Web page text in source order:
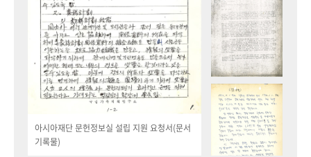
아시아재단 문헌정보실 설립 지원 요청서(문서
기록물)